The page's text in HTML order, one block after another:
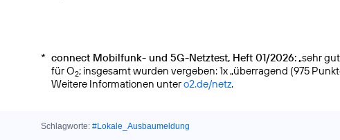
* connect Mobilfunk- und 5G-Netztest, Heft 01/2026: „sehr
für O2; insgesamt wurden vergeben: 1x „überragend (975
Weitere Informationen untero2.de/netz.
Schlagworte: #Lokale_Ausbaumeldung